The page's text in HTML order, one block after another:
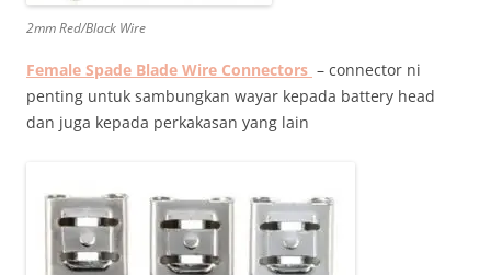
2mm Red/Black Wire
Female Spade Blade Wire Connectors – connector ni
penting untuk sambungkan wayar kepada battery head
dan juga kepada perkakasan yang lain